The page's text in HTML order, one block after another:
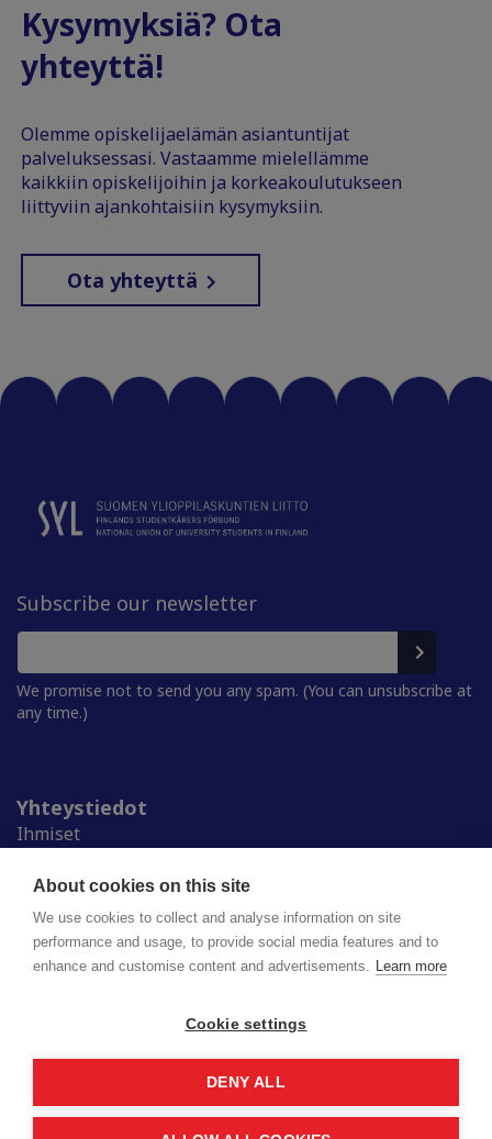
About cookies on this site
We use cookies to collect and analyse information on site
performance and usage, to provide social media features and to
enhance and customise content and advertisements. Learn more
Cookie settings
DENY ALL
Kysymyksiä? Ota
yhteyttä!
Olemme opiskelijaelämän asiantuntijat
palveluksessasi. Vastaamme mielellämme
kaikkiin opiskelijoihin ja korkeakoulutukseen
liittyviin ajankohtaisiin kysymyksiin.
Ota yhteyttä
Subscribe our newsletter
We promise not to send you any spam. (You can unsubscribe at
any time.)
Yhteystiedot
Ihmiset
Ylioppilaskunnat
Alumnille
Suomen ylioppilaskuntien liitto (SYL) ry
Privacy policy
Saavutettavuusseloste